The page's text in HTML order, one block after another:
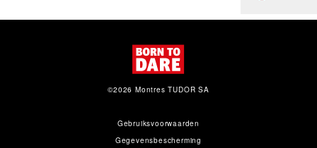
Gebruiksvoorwaarden
Gegevens­bescherming
©2026 Montres TUDOR SA